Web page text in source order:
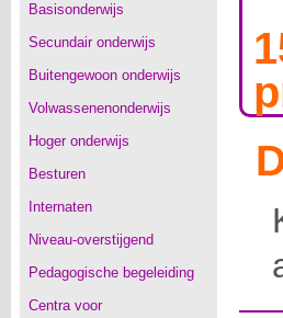
Basisonderwijs
Secundair onderwijs
Buitengewoon onderwijs
Volwassenenonderwijs
Hoger onderwijs
Besturen
Internaten
Niveau-overstijgend
Pedagogische begeleiding
Centra voor